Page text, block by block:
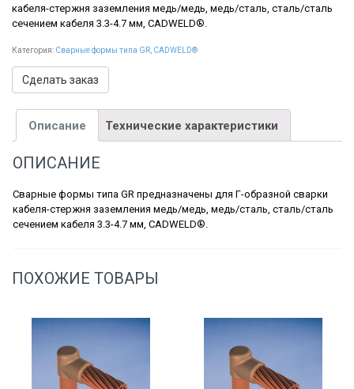
кабеля-стержня заземления медь/медь, медь/сталь, сталь/сталь
сечением кабеля 3.3-4.7 мм, CADWELD®.
Категория: Сварные формы типа GR, CADWELD®
Сделать заказ
Описание Технические характеристики
ОПИСАНИЕ
Сварные формы типа GR предназначены для Г-образной сварки
кабеля-стержня заземления медь/медь, медь/сталь, сталь/сталь
сечением кабеля 3.3-4.7 мм, CADWELD®.
ПОХОЖИЕ ТОВАРЫ